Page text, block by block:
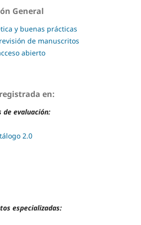
General
y buenas prácticas
de manuscritos
abierto
en:
evaluación:
2.0
especializadas: